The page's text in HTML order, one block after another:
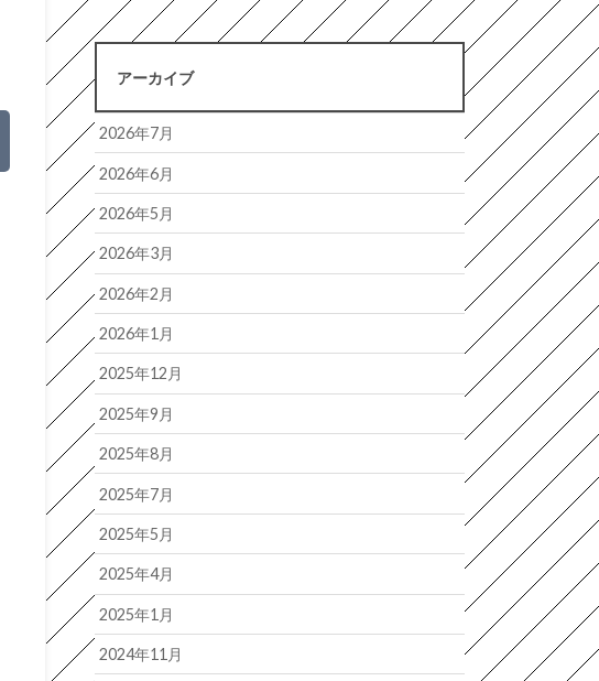
アーカイブ
2026年7月
2026年6月
2026年5月
2026年3月
2026年2月
2026年1月
2025年12月
2025年9月
2025年8月
2025年7月
2025年5月
2025年4月
2025年1月
2024年11月